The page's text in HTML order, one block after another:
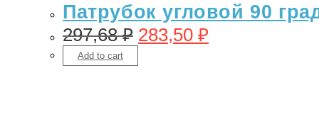
Патрубок угловой 90
297,68₽ 283,50 ₽
Add to cart